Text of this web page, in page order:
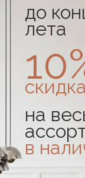
до
лета
на
в